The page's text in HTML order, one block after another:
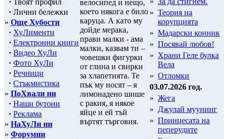
· Лични бележки
» Още Хубости
· ХуЛименти
· Електронни книги
· Видео ХуЛи
· Фото ХуЛи
· Речници
· Стъкмистика
» ПоХвали ни
· Наши бутони
· Реклама
» НаХуЛи ни
» Форумни
велосипед и нещо,
което някога е било
каруца. А като му
дойде мерака,
прави малки - ама
малки, казвам ти –
човешки фигурки
от глина и свирки
за хлапетията. Те
пък му носят – я
лимонадено шише
с ракия, я някое
яйце и ей тъй
въртят търговия.
» Теория на
корупцията
» Мадарски конник
» Посявай любов!
» Храни Геле булка
Вела
» Отломки
03.07.2026 год.
» Жега
» Джулай муунинг
» Принцесата на
пеперудите